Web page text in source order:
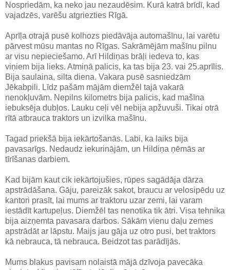
Nospriedām, ka neko jau nezaudēsim. Kurā katrā brīdī, kad
vajadzēs, varēšu atgriezties Rīgā.
Aprīļa otrajā pusē kolhozs piedāvāja automašīnu, lai varētu
pārvest mūsu mantas no Rīgas. Sakrāmējām mašīnu pilnu
ar visu nepieciešamo. Arī Hildiņas brāļi iedeva to, kas
viņiem bija lieks. Atmiņā palicis, ka tas bija 23. vai 25.aprīlis.
Bija saulaina, silta diena. Vakara pusē sasniedzām
Jēkabpili. Līdz pašām mājām diemžēl tajā vakarā
nenokļuvām. Nepilns kilometrs bija palicis, kad mašīna
iebuksēja dubļos. Lauku ceļi vēl nebija apžuvuši. Tikai otrā
rītā atbrauca traktors un izvilka mašīnu.
Tagad priekšā bija iekārtošanās. Labi, ka laiks bija
pavasarīgs. Nedaudz iekurinājām, un Hildiņa ņēmās ar
tīrīšanas darbiem.
Kad bijām kaut cik iekārtojušies, rūpes sagādāja dārza
apstrādāšana. Gāju, pareizāk sakot, braucu ar velosipēdu uz
kantori prasīt, lai mums ar traktoru uzar zemi, lai varam
iestādīt kartupeļus. Diemžēl tas nenotika tik ātri. Visa tehnika
bija aizņemta pavasara darbos. Sākām vienu daļu zemes
apstrādāt ar lāpstu. Maijs jau gāja uz otro pusi, bet traktors
kā nebrauca, tā nebrauca. Beidzot tas parādījās.
Mums blakus pavisam nolaistā mājā dzīvoja pavecāka